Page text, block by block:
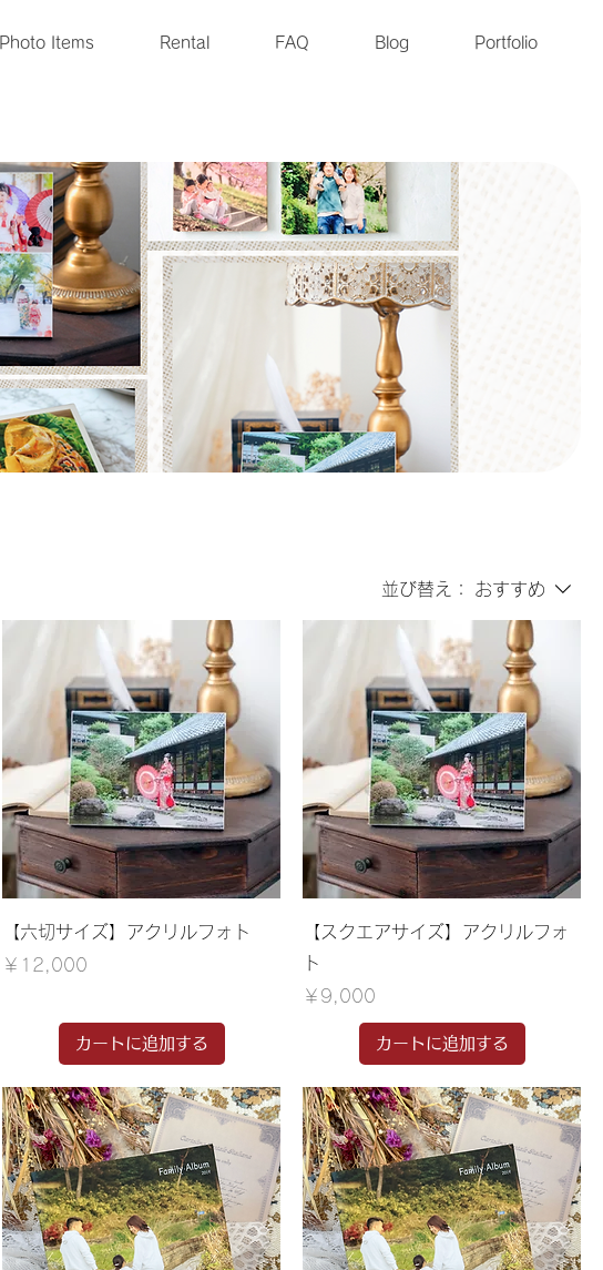
Photo Items Rental FAQ Blog Portfolio
並び替え： おすすめ
【六切サイズ】アクリルフォト
価格
￥12,000
カートに追加する
【スクエアサイズ】アクリルフォ
ト
価格
￥9,000
カートに追加する